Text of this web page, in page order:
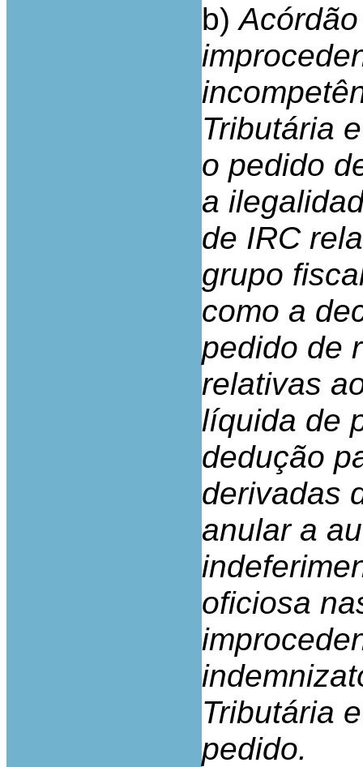
b)
Tributária
o pedido
a
de IRC
grupo
como a
pedido de
relativas
líquida de
dedução
derivadas
anular a
oficiosa
Tributária
pedido.